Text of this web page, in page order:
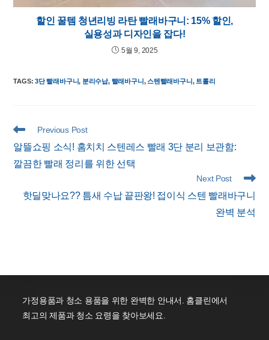
할인 꿀템 청년리빙 라탄 빨래바구니: 15% 할인,
실용성과 디자인을 잡다!
5월 9, 2025
TAGS:3단 빨래바구니, 분리수납, 빨래바구니, 스텐빨래바구니, 트롤리
Read
articles
Previous Post
알뜰쇼핑 소식! 홈치치 스텐레스 빨래 3단 분리 보관함:
깔끔한 빨래 정리를 위한 선택
Next Post
핫딜맞나요?? 틈새 수납 끝판왕! 접이식 스텐 빨래바구니
완벽 분석
가정용품과 청소 용품을 위한 완벽한 안내서. 홈클린에서
최고의 제품과 청소 요령을 찾아보세요.